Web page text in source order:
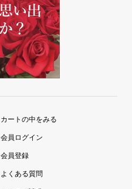
カートの中をみる
会員ログイン
会員登録
よくある質問